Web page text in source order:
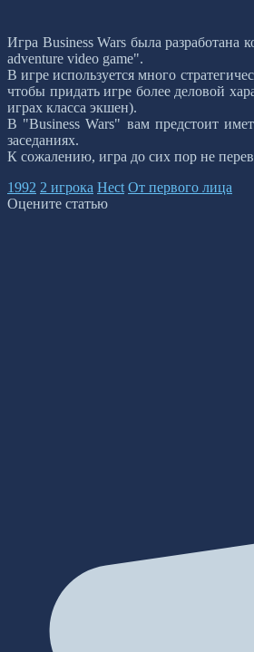
Игра Business Wars была разработана
adventure video game".
В игре используется много
чтобы придать игре более деловой
играх класса экшен).
В "Business Wars" вам предстоит
заседаниях.
К сожалению, игра до сих пор не
1992 2 игрока Hect От первого лица
Оцените статью